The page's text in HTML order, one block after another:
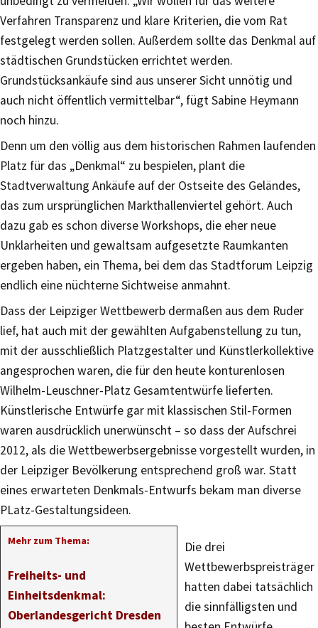
Verfahren Transparenz und klare Kriterien, die vom Rat
festgelegt werden sollen. Außerdem sollte das Denkmal auf
städtischen Grundstücken errichtet werden.
Grundstücksankäufe sind aus unserer Sicht unnötig und
auch nicht öffentlich vermittelbar“, fügt Sabine Heymann
noch hinzu.
Denn um den völlig aus dem historischen Rahmen laufenden
Platz für das „Denkmal“ zu bespielen, plant die
Stadtverwaltung Ankäufe auf der Ostseite des Geländes,
das zum ursprünglichen Markthallenviertel gehört. Auch
dazu gab es schon diverse Workshops, die eher neue
Unklarheiten und gewaltsam aufgesetzte Raumkanten
ergeben haben, ein Thema, bei dem das Stadtforum Leipzig
endlich eine nüchterne Sichtweise anmahnt.
Dass der Leipziger Wettbewerb dermaßen aus dem Ruder
lief, hat auch mit der gewählten Aufgabenstellung zu tun,
mit der ausschließlich Platzgestalter und Künstlerkollektive
angesprochen waren, die für den heute konturenlosen
Wilhelm-Leuschner-Platz Gesamtentwürfe lieferten.
Künstlerische Entwürfe gar mit klassischen Stil-Formen
waren ausdrücklich unerwünscht – so dass der Aufschrei
2012, als die Wettbewerbsergebnisse vorgestellt wurden, in
der Leipziger Bevölkerung entsprechend groß war. Statt
eines erwarteten Denkmals-Entwurfs bekam man diverse
PLatz-Gestaltungsideen.
Mehr zum Thema:
Freiheits- und
Einheitsdenkmal:
Oberlandesgericht Dresden
Die drei
Wettbewerbspreisträger
hatten dabei tatsächlich
die sinnfälligsten und